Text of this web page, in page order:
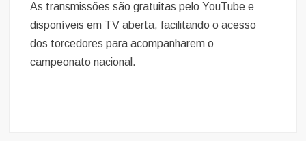
As transmissões são gratuitas pelo YouTube e
disponíveis em TV aberta, facilitando o acesso
dos torcedores para acompanharem o
campeonato nacional.